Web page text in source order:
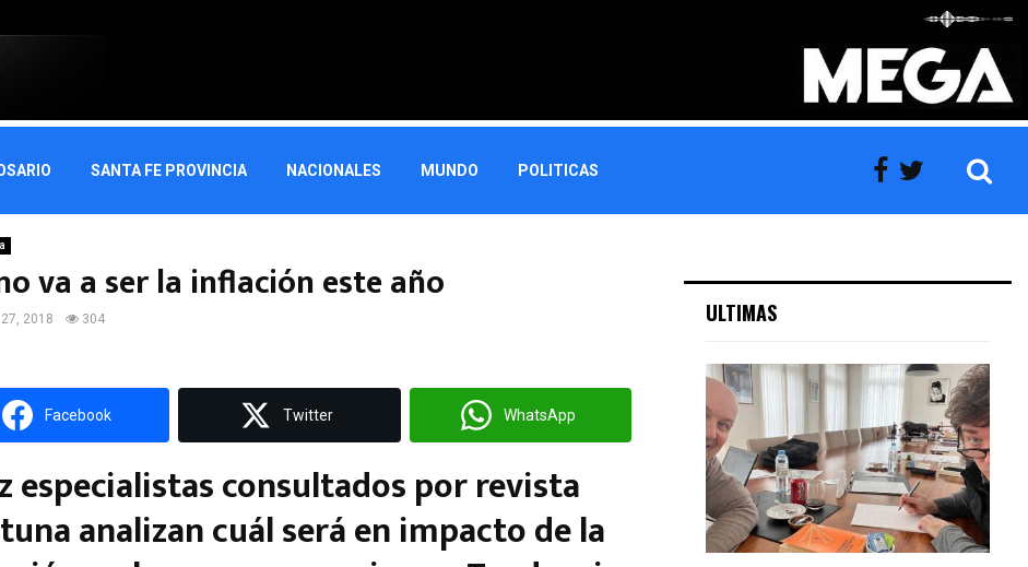
SANTA FE PROVINCIA NACIONALES MUNDO POLITICAS
va a ser la inflación este año
2018 304
Facebook Twitter WhatsApp
especialistas consultados por revista
analizan cuál será en impacto de la
ULTIMAS